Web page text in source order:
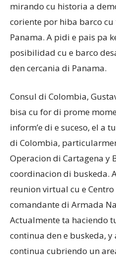
mirando cu historia a
coriente por hiba barco
Panama. A pidi e pais pa
posibilidad cu e barco
den cercania di Panama.
Consul di Colombia,
bisa cu for di prome
inform’e di e suceso, el a
di Colombia,
Operacion di Cartagena y
coordinacion di buskeda.
reunion virtual cu e
comandante di Armada
Actualmente ta haciendo
continua den e buskeda, y
continua cubriendo un